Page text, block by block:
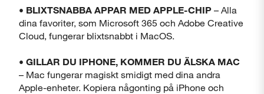
• BLIXTSNABBA APPAR MED APPLE-CHIP – Alla
dina favoriter, som Microsoft 365 och Adobe Creative
Cloud, fungerar blixtsnabbt i MacOS.
• GILLAR DU IPHONE, KOMMER DU ÄLSKA MAC
– Mac fungerar magiskt smidigt med dina andra
Apple-enheter. Kopiera någonting på iPhone och